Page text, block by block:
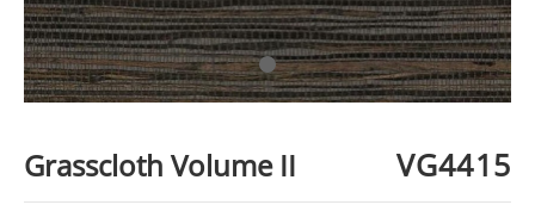
Grasscloth Volume II VG4415